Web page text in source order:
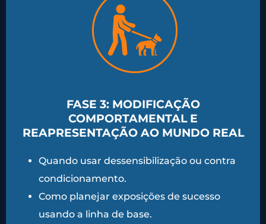
FASE 3: MODIFICAÇÃO
COMPORTAMENTAL E
REAPRESENTAÇÃO AO MUNDO REAL
Quando usar dessensibilização ou contra
condicionamento.
Como planejar exposições de sucesso
usando a linha de base.